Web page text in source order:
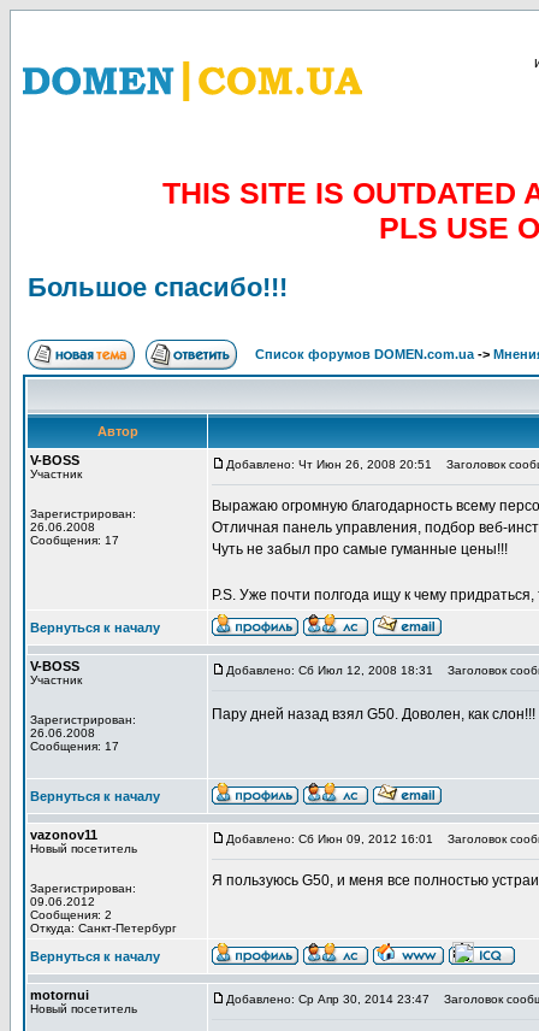
THIS SITE IS OUTDATED
PLS USE
Большое спасибо!!!
Список форумов DOMEN.com.ua ->
Автор
V-BOSS
Участник
Зарегистрирован:
26.06.2008
Сообщения: 17
Добавлено: Чт Июн 26, 2008 20:51 Заголовок
Выражаю огромную благодарность всему
Отличная панель управления, подбор веб-
Чуть не забыл про самые гуманные цены!!!
P.S. Уже почти полгода ищу к чему
Вернуться к началу
V-BOSS
Участник
Зарегистрирован:
26.06.2008
Сообщения: 17
Добавлено: Сб Июл 12, 2008 18:31 Заголовок
Пару дней назад взял G50. Доволен, как слон!!!
Вернуться к началу
vazonov11
Новый посетитель
Зарегистрирован:
09.06.2012
Сообщения: 2
Откуда: Санкт-Петербург
Добавлено: Сб Июн 09, 2012 16:01 Заголовок
Я пользуюсь G50, и меня все полностью
Вернуться к началу
motornui
Новый посетитель
Добавлено: Ср Апр 30, 2014 23:47 Заголовок